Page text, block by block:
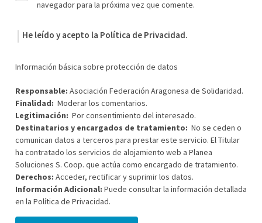
navegador para la próxima vez que comente.
He leído y acepto la Política de Privacidad.
Información básica sobre protección de datos
Responsable: Asociación Federación Aragonesa de Solidaridad.
Finalidad: Moderar los comentarios.
Legitimación: Por consentimiento del interesado.
Destinatarios y encargados de tratamiento: No se ceden o
comunican datos a terceros para prestar este servicio. El Titular
ha contratado los servicios de alojamiento web a Planea
Soluciones S. Coop. que actúa como encargado de tratamiento.
Derechos: Acceder, rectificar y suprimir los datos.
Información Adicional: Puede consultar la información detallada
en la Política de Privacidad.